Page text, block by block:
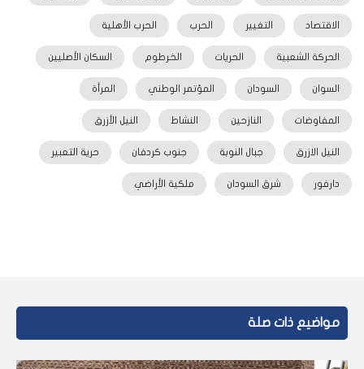
الاقتصاد التغيير الحرب الحرب الأهلية
الحركة الشعبية الحريات الخرطوم السكان الأصليين
السوان السودان المؤتمر الوطني المرأة
المفاوضات النازحين النشاط النيل الأزرق
النيل الازرق جبال النوبة جنوب كردفان حرية التعبير
دارفور شرق السودان ملكية الأراضي
مواضيع ذات صلة